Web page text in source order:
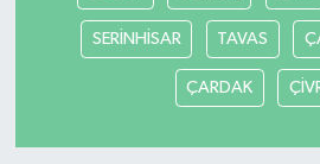
SERİNHİSAR TAVAS
ÇARDAK